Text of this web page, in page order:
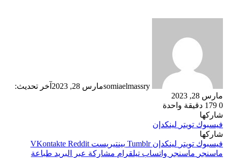
somiaelmassryمارس 28, 2023
آخر تحديث:
مارس 28, 2023
0
دقيقة واحدة
شاركها
فيسبوك تويتر لينكدإن
شاركها
فيسبوك تويتر لينكدإن بينتيريست
ماسنجر ماسنجر واتساب تيلقرام مشاركة عبر البريد طباعة